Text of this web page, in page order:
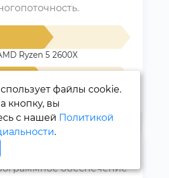
Ryzen 5 2600X
AMD Ryzen 5 3400G
(bmw27)
обеспечение
файлы cookie.
кнопку, вы
с нашей Политикой
.